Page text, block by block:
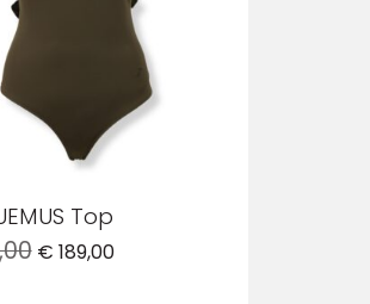
Top
€ 189,00